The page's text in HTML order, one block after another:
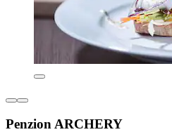
Penzion ARCHERY